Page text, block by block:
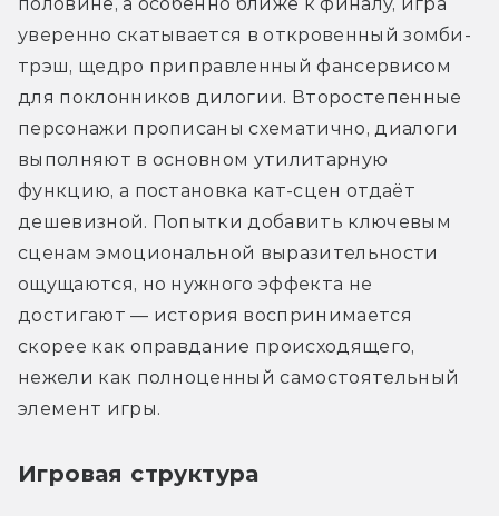
уверенно скатывается в откровенный зомби-
трэш, щедро приправленный фансервисом
для поклонников дилогии. Второстепенные
персонажи прописаны схематично, диалоги
выполняют в основном утилитарную
функцию, а постановка кат-сцен отдаёт
дешевизной. Попытки добавить ключевым
сценам эмоциональной выразительности
ощущаются, но нужного эффекта не
достигают — история воспринимается
скорее как оправдание происходящего,
нежели как полноценный самостоятельный
элемент игры.
Игровая структура